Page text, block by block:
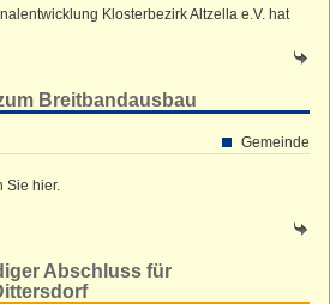
Klosterbezirk Altzella e.V. hat
Breitbandausbau
Gemeinde
Sie hier.
Abschluss für